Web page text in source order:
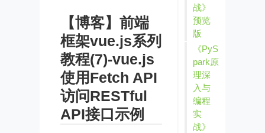
【博客】前端
框架vue.js系列
教程(7)-vue.js
使用Fetch API
访问RESTful
API接口示例
战》
预览
版
《PyS
park原
理深
入与
编程
实
战》